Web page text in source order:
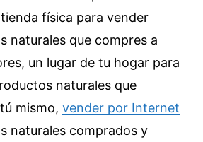
física para vender
naturales que compres a
un lugar de tu hogar para
naturales que
mismo, vender por Internet
naturales comprados y